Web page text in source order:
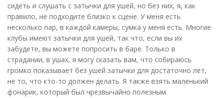
сидеть и слушать с затычки для ушей, но без них, я, как
правило, не подходите близко к сцене. У меня есть
несколько пар, в каждой камеры, сумка у меня есть. Многие
клубы имеют затычки для ушей, так что, если вы их
забудете, вы можете попросить в баре. Только в
страдании, в ушах, я могу сказать вам, что собираюсь
громко показывает без ушей затычки для достаточно лет,
не то, что кто-то должен делать. Я также взять маленький
фонарик, который был чрезвычайно полезным.